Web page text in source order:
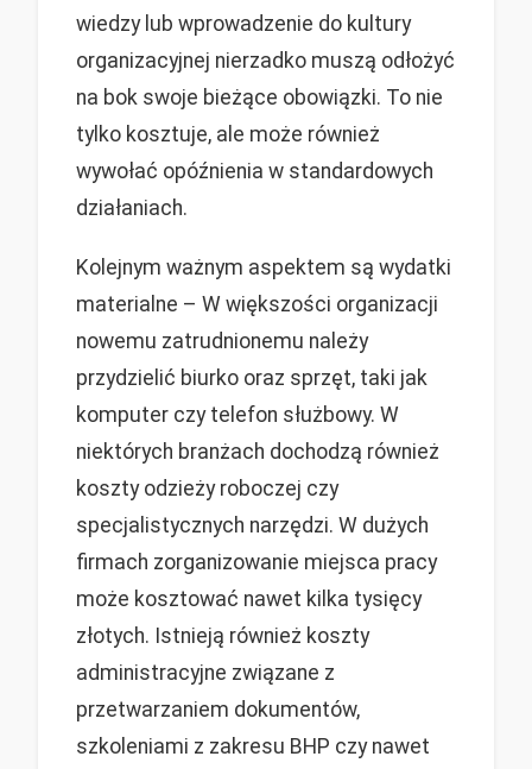
wiedzy lub wprowadzenie do kultury
organizacyjnej nierzadko muszą odłożyć
na bok swoje bieżące obowiązki. To nie
tylko kosztuje, ale może również
wywołać opóźnienia w standardowych
działaniach.
Kolejnym ważnym aspektem są wydatki
materialne – W większości organizacji
nowemu zatrudnionemu należy
przydzielić biurko oraz sprzęt, taki jak
komputer czy telefon służbowy. W
niektórych branżach dochodzą również
koszty odzieży roboczej czy
specjalistycznych narzędzi. W dużych
firmach zorganizowanie miejsca pracy
może kosztować nawet kilka tysięcy
złotych. Istnieją również koszty
administracyjne związane z
przetwarzaniem dokumentów,
szkoleniami z zakresu BHP czy nawet